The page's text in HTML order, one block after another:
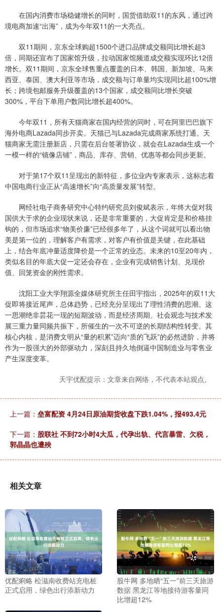
在国内消费市场稳健增长的同时，国货借助双11的东风，通过跨
境电商加速“出海”，成为今年双11的一大亮点。
双11期间，京东全球购超1500个进口品牌成交额同比增长超3
倍，同期还宣布了国家馆升级，拉动国家馆频道成交额实现环比12倍
增长。双11期间，京东全球售重点覆盖的日本、韩国、新加坡、马来
西亚、泰国、澳大利亚等市场，成交额与订单量均实现同比超100%增
长；跨境包邮服务升级覆盖的13个国家，成交额同比增长突破
300%，平台下单用户数同比增长超400%。
今年双11，所有天猫商家在国内经营的同时，可在阿里巴巴旗下
海外电商Lazada同步开卖。天猫已与Lazada完成商家系统打通。天
猫商家无需注册新店，只需在后台签署协议，就会在Lazada生成一个
一模一样的“镜像店铺”，商品、库存、营销、优惠等都会同步更新。
对于第17个双11呈现出的新特征，多位业内专家表示，这标志着
中国电商行业正从“高速增长”向“高质量发展”转型。
网经社电子商务研究中心特约研究员刘俊斌表示，年终大促对我
国供大于求的企业现状来说，还是非常重要的，大促肯定是和价格挂
钩的，但市场追求“物美价廉”已经很多年了，从这个词就可以看出物
美是第一位的，理解客户有需求，对客户有价值是关键，在此基础
上，结合年底冲量适度降价是一个正常的业态。未来的10至20年内，
类似名目的年底大促一定还会存在，企业有完成销售计划、兑现价
值、回笼资金的刚性需求。
沈阳工业大学翔源全媒体研究所主任田宇指出，2025年的双11大
促即将接近尾声，总体趋势，已经充分呈现出了理性消费的思潮。这
一思潮绝非昙花一现的短期波动，而是经济周期、社会观念与技术发
展三重力量同频共振下，所催生的一次不可逆的长期结构性转变。其
核心内核，是消费文明从“量的积累”迈向“质的飞跃”的必然进阶，并将
作为一股强大的外部驱动力，深刻且持久地倒逼中国制造业与零售业
产生深度变革。
天宇优配提示：文章来自网络，不代表本站观点。
上一篇： 垒富配资 4月24日原油期货收盘下跌1.04%，报493.4元
下一篇： 股联社 不到72小时4大瓜，代孕出轨、代言暴雷、欠税，
郭晶晶也遭殃
相关文章
优配痢略 松滋南收费站充电桩
正式启用，绿色出行添新动力
股牛网 多地晒“五一”前三天旅游
数据 黑龙江等地接待游客量同
比增超12%